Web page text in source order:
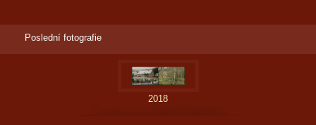
Poslední fotografie
2018